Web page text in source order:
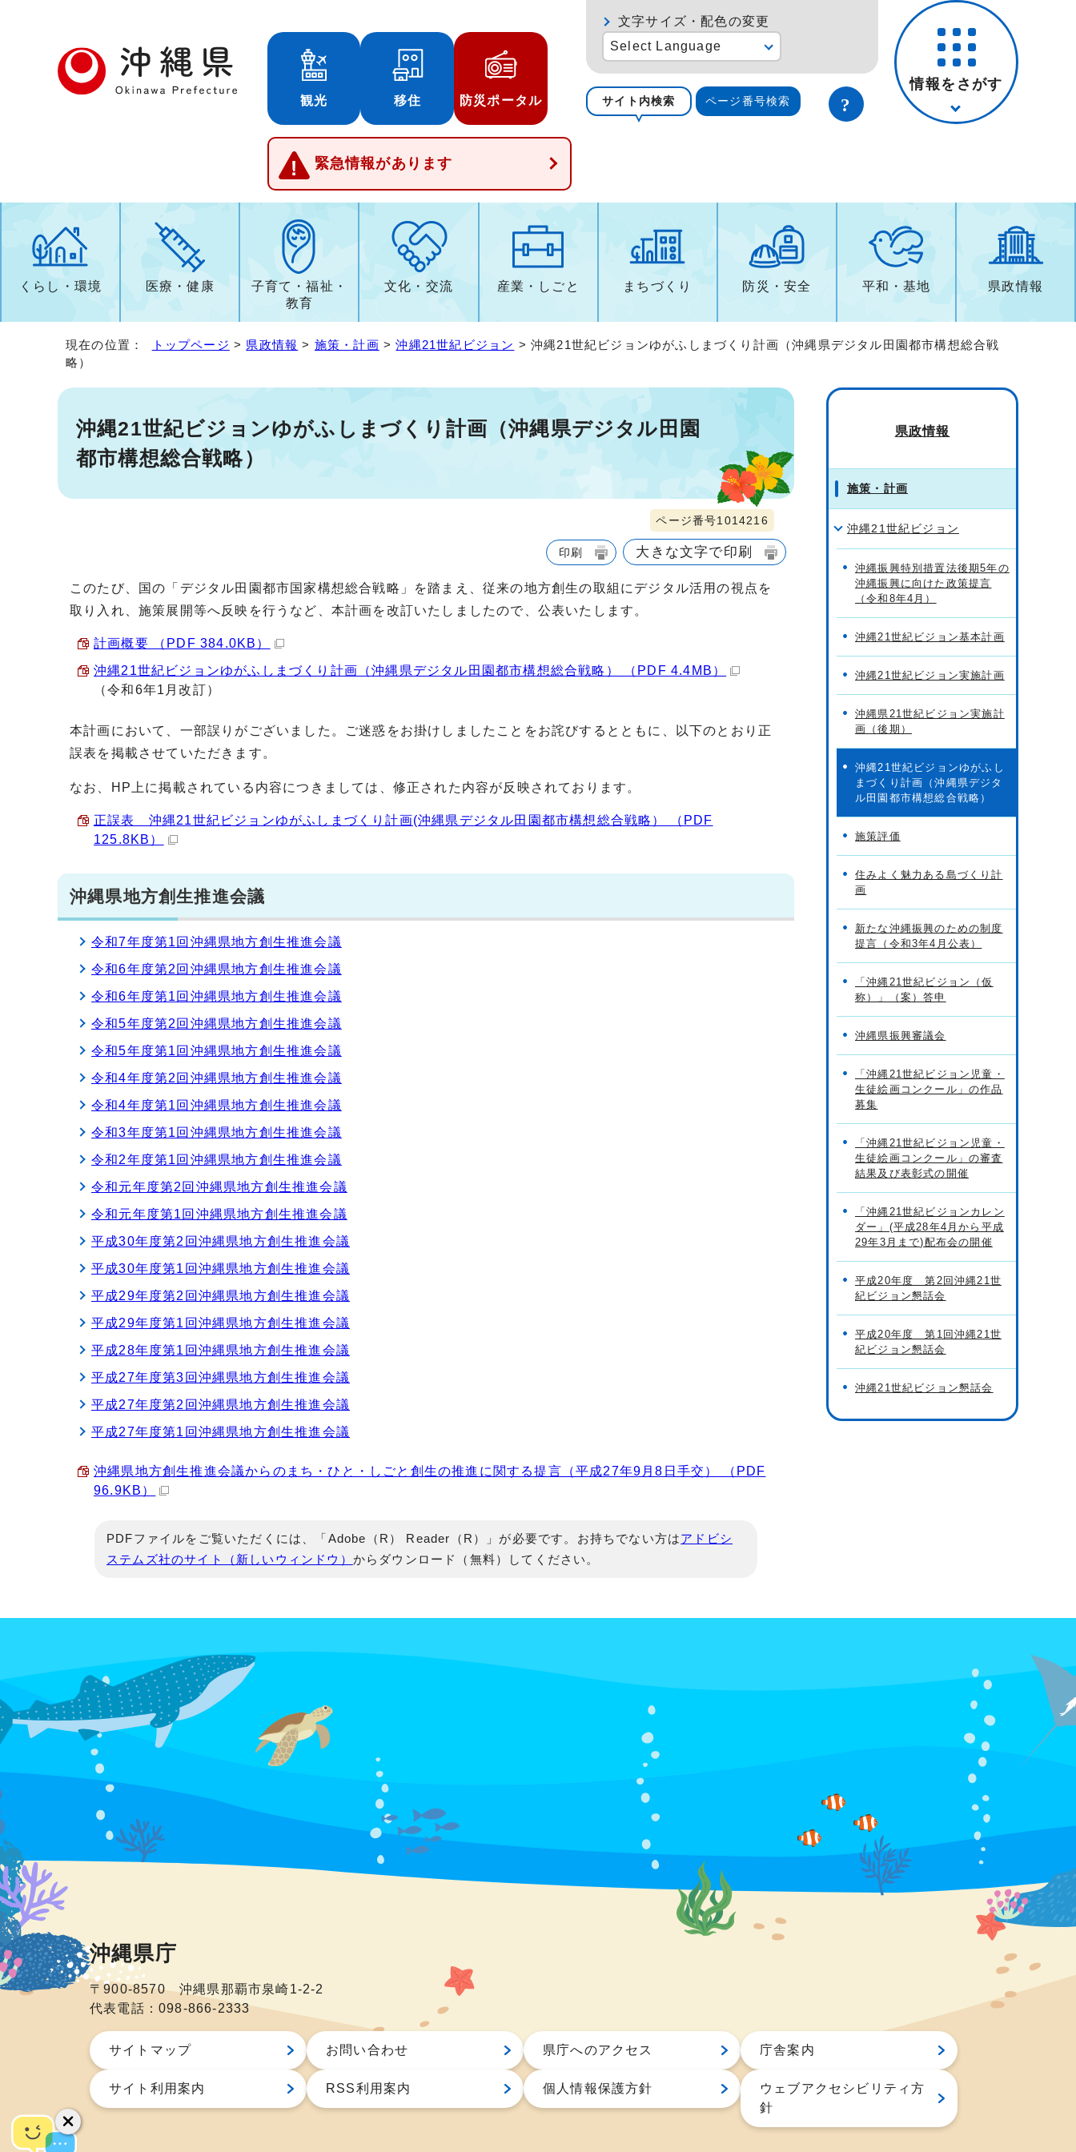
観光 移住 防災ポータル
緊急情報があります
文字サイズ・配色の変更
Select Language
サイト内検索 ページ番号検索
情報をさがす
くらし・環境 医療・健康
子育て・福祉・
教育
文化・交流 産業・しごと まちづくり 防災・安全 平和・基地 県政情報
現在の位置： トップページ > 県政情報 > 施策・計画 >沖縄21世紀ビジョン > 沖縄21世紀ビジョンゆがふしまづくり計画（沖縄県デジタル田園都市構想総合戦
略）
沖縄21世紀ビジョンゆがふしまづくり計画（沖縄県デジタル田園
都市構想総合戦略）
ページ番号1014216
印刷 大きな文字で印刷
このたび、国の「デジタル田園都市国家構想総合戦略」を踏まえ、従来の地方創生の取組にデジタル活用の視点を
取り入れ、施策展開等へ反映を行うなど、本計画を改訂いたしましたので、公表いたします。
計画概要 （PDF 384.0KB）
沖縄21世紀ビジョンゆがふしまづくり計画（沖縄県デジタル田園都市構想総合戦略） （PDF 4.4MB）
（令和6年1月改訂）
本計画において、一部誤りがございました。ご迷惑をお掛けしましたことをお詫びするとともに、以下のとおり正
誤表を掲載させていただきます。
なお、HP上に掲載されている内容につきましては、修正された内容が反映されております。
正誤表 沖縄21世紀ビジョンゆがふしまづくり計画(沖縄県デジタル田園都市構想総合戦略） （PDF
125.8KB）
沖縄県地方創生推進会議
令和7年度第1回沖縄県地方創生推進会議
令和6年度第2回沖縄県地方創生推進会議
令和6年度第1回沖縄県地方創生推進会議
令和5年度第2回沖縄県地方創生推進会議
令和5年度第1回沖縄県地方創生推進会議
令和4年度第2回沖縄県地方創生推進会議
令和4年度第1回沖縄県地方創生推進会議
令和3年度第1回沖縄県地方創生推進会議
令和2年度第1回沖縄県地方創生推進会議
令和元年度第2回沖縄県地方創生推進会議
令和元年度第1回沖縄県地方創生推進会議
平成30年度第2回沖縄県地方創生推進会議
平成30年度第1回沖縄県地方創生推進会議
平成29年度第2回沖縄県地方創生推進会議
平成29年度第1回沖縄県地方創生推進会議
平成28年度第1回沖縄県地方創生推進会議
平成27年度第3回沖縄県地方創生推進会議
平成27年度第2回沖縄県地方創生推進会議
平成27年度第1回沖縄県地方創生推進会議
沖縄県地方創生推進会議からのまち・ひと・しごと創生の推進に関する提言（平成27年9月8日手交） （PDF
96.9KB）
PDFファイルをご覧いただくには、「Adobe（R） Reader（R）」が必要です。お持ちでない方はアドビシ
ステムズ社のサイト（新しいウィンドウ） からダウンロード（無料）してください。
県政情報
施策・計画
沖縄21世紀ビジョン
沖縄振興特別措置法後期5年の
沖縄振興に向けた政策提言
（令和8年4月）
沖縄21世紀ビジョン基本計画
沖縄21世紀ビジョン実施計画
沖縄県21世紀ビジョン実施計
画（後期）
沖縄21世紀ビジョンゆがふし
まづくり計画（沖縄県デジタ
ル田園都市構想総合戦略）
施策評価
住みよく魅力ある島づくり計
画
新たな沖縄振興のための制度
提言（令和3年4月公表）
「沖縄21世紀ビジョン（仮
称）」（案）答申
沖縄県振興審議会
「沖縄21世紀ビジョン児童・
生徒絵画コンクール」の作品
募集
「沖縄21世紀ビジョン児童・
生徒絵画コンクール」の審査
結果及び表彰式の開催
「沖縄21世紀ビジョンカレン
ダー」(平成28年4月から平成
29年3月まで)配布会の開催
平成20年度 第2回沖縄21世
紀ビジョン懇話会
平成20年度 第1回沖縄21世
紀ビジョン懇話会
沖縄21世紀ビジョン懇話会
沖縄県庁
〒900-8570 沖縄県那覇市泉崎1-2-2
代表電話：098-866-2333
サイトマップ お問い合わせ 県庁へのアクセス 庁舎案内
サイト利用案内 RSS利用案内 個人情報保護方針
ウェブアクセシビリティ方
針